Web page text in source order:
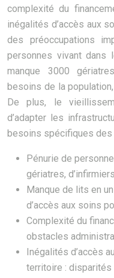
complexité du
inégalités d’accès aux
des préoccupations
personnes vivant dans
manque 3000
besoins de la
De plus, le
d’adapter les
besoins spécifiques
Pénurie de
gériatres,
Manque de lits en
d’accès aux soins
Complexité du
obstacles
Inégalités d’accès
territoire :